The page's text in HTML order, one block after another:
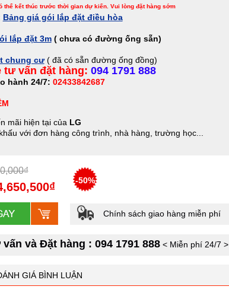
thể kết thúc trước thời gian dự kiến. Vui lòng đặt hàng sớm
Bảng giá gói lắp đặt điều hòa
lắp đặt 3m( chưa có đường ống sẵn)
chung cư( đã có sẵn đường ống đồng)
vấn đặt hàng: 094 1791 888
hành 24/7: 02433842687
mãi hiện tại của LG
với đơn hàng công trình, nhà hàng, trường học...
-50%
Chính sách giao hàng miễn phí
vấn và Đặt hàng : 094 1791 888< Miễn phí 24/7 >
GIÁ BÌNH LUẬN